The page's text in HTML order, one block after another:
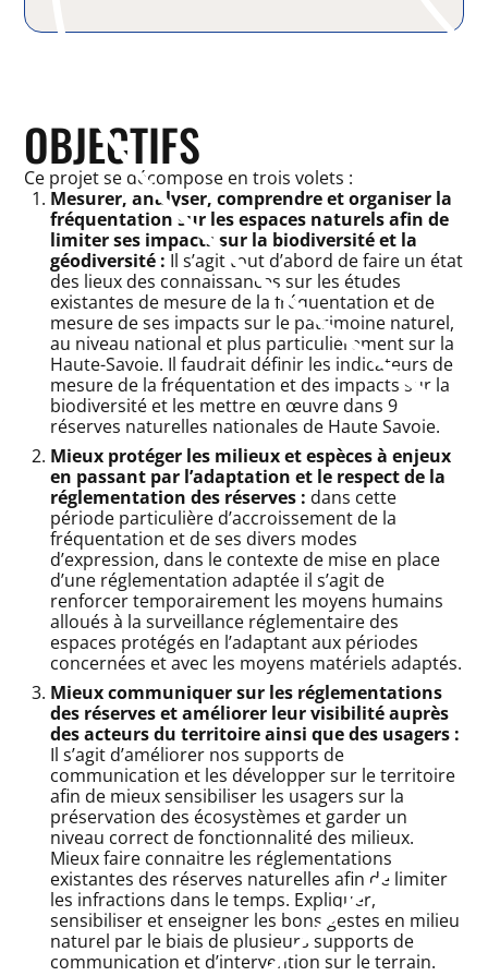
OBJECTIFS
Ce projet se décompose en trois volets :
Mesurer, analyser, comprendre et organiser la
fréquentation sur les espaces naturels afin de
limiter ses impacts sur la biodiversité et la
géodiversité : Il s’agit tout d’abord de faire un état
des lieux des connaissances sur les études
existantes de mesure de la fréquentation et de
mesure de ses impacts sur le patrimoine naturel,
au niveau national et plus particulièrement sur la
Haute-Savoie. Il faudrait définir les indicateurs de
mesure de la fréquentation et des impacts sur la
biodiversité et les mettre en œuvre dans 9
réserves naturelles nationales de Haute Savoie.
Mieux protéger les milieux et espèces à enjeux
en passant par l’adaptation et le respect de la
réglementation des réserves : dans cette
période particulière d’accroissement de la
fréquentation et de ses divers modes
d’expression, dans le contexte de mise en place
d’une réglementation adaptée il s’agit de
renforcer temporairement les moyens humains
alloués à la surveillance réglementaire des
espaces protégés en l’adaptant aux périodes
concernées et avec les moyens matériels adaptés.
Mieux communiquer sur les réglementations
des réserves et améliorer leur visibilitéauprès
des acteurs du territoire ainsi que des usagers :
Il s’agit d’améliorer nos supports de
communication et les développer sur le territoire
afin de mieux sensibiliser les usagers sur la
préservation des écosystèmes et garder un
niveau correct de fonctionnalité des milieux.
Mieux faire connaitre les réglementations
existantes des réserves naturelles afin de limiter
les infractions dans le temps. Expliquer,
sensibiliser et enseigner les bons gestes en milieu
naturel par le biais de plusieurs supports de
communication et d’intervention sur le terrain.